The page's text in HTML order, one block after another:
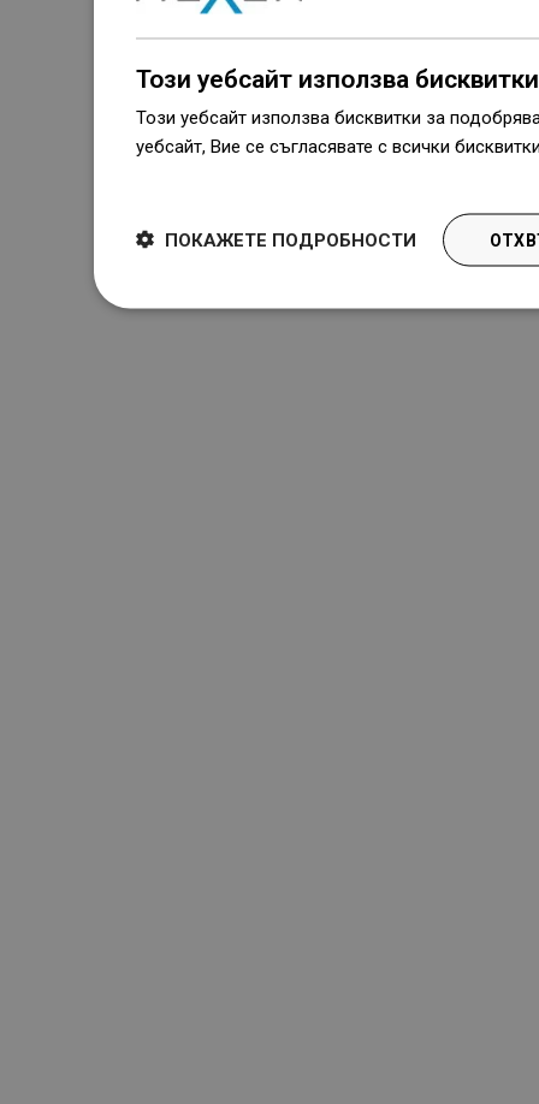
Този уебсайт използва бисквитки
Този уебсайт използва бисквитки за
уебсайт, Вие се съгласявате с всички
ПОКАЖЕТЕ ПОДРОБНОСТИ